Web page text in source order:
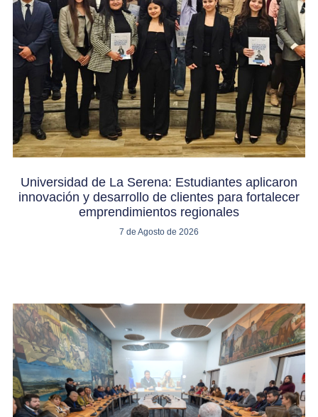
Universidad de La Serena: Estudiantes aplicaron
innovación y desarrollo de clientes para fortalecer
emprendimientos regionales
7 de Agosto de 2026